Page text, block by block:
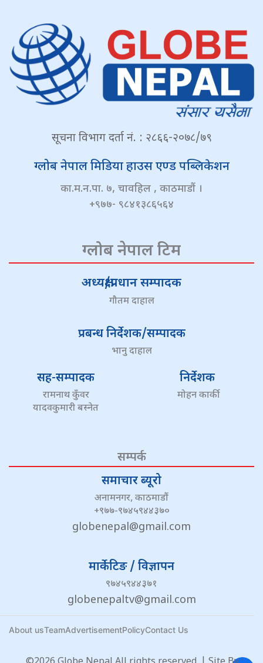
सूचना विभाग दर्ता नं. : २८६६-२०७८/७९
ग्लोब नेपाल मिडिया हाउस एण्ड पब्लिकेशन
का.म.न.पा. ७, चावहिल , काठमाडौं ।
+९७७- ९८४१३८६५६४
ग्लोब नेपाल टिम
अध्यक्ष/प्रधान सम्पादक
गौतम दाहाल
प्रबन्ध निर्देशक/सम्पादक
भानु दाहाल
सह-सम्पादक
रामनाथ कुँवर
यादवकुमारी बस्नेत
निर्देशक
मोहन कार्की
सम्पर्क
समाचार ब्यूरो
अनामनगर, काठमाडौं
+९७७-९७४५९४४३७०
globenepal@gmail.com
मार्केटिङ / विज्ञापन
९७४५९४४३७१
globenepaltv@gmail.com
About usTeamAdvertisementPolicyContact Us